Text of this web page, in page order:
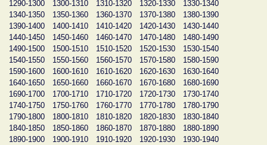
1290-1300
1300-1310 1310-1320 1320-1330
1330-1340
1340-1350
1350-1360 1360-1370 1370-1380
1380-1390
1390-1400
1400-1410 1410-1420 1420-1430
1430-1440
1440-1450
1450-1460 1460-1470 1470-1480
1480-1490
1490-1500
1500-1510 1510-1520 1520-1530
1530-1540
1540-1550
1550-1560 1560-1570 1570-1580
1580-1590
1590-1600
1600-1610 1610-1620 1620-1630
1630-1640
1640-1650
1650-1660 1660-1670 1670-1680
1680-1690
1690-1700
1700-1710 1710-1720 1720-1730
1730-1740
1740-1750
1750-1760 1760-1770 1770-1780
1780-1790
1790-1800
1800-1810 1810-1820 1820-1830
1830-1840
1840-1850
1850-1860 1860-1870 1870-1880
1880-1890
1890-1900
1900-1910 1910-1920 1920-1930
1930-1940